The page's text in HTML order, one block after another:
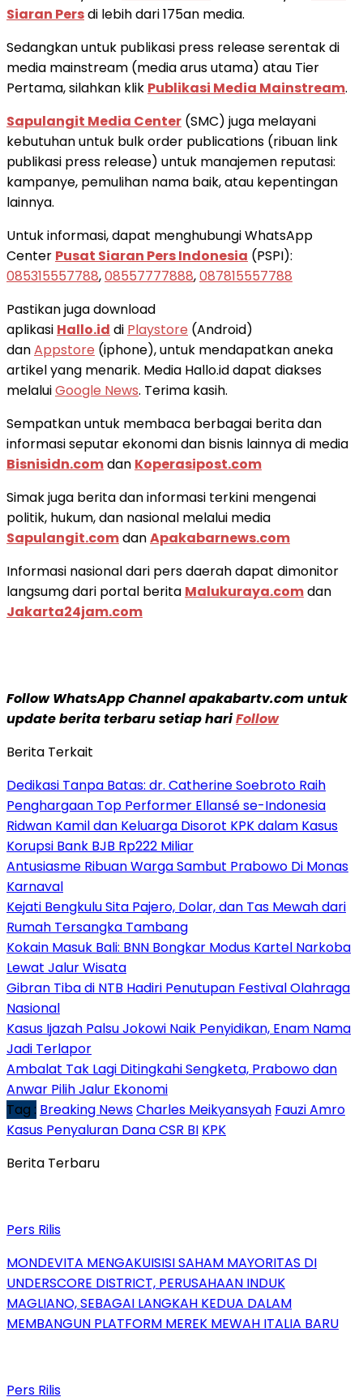
Siaran Persdi lebih dari 175an media.
Sedangkan untuk publikasi press release serentak di
media mainstream (media arus utama) atau Tier
Pertama, silahkan klik Publikasi Media Mainstream.
Sapulangit Media Center (SMC) juga melayani
kebutuhan untuk bulk order publications (ribuan link
publikasi press release) untuk manajemen reputasi:
kampanye, pemulihan nama baik, atau kepentingan
lainnya.
Untuk informasi, dapat menghubungi WhatsApp
Center Pusat Siaran Pers Indonesia (PSPI):
085315557788,08557777888,087815557788
Pastikan juga download
aplikasi Hallo.id di Playstore (Android)
danAppstore (iphone), untuk mendapatkan aneka
artikel yang menarik. Media Hallo.id dapat diakses
melaluiGoogle News. Terima kasih.
Sempatkan untuk membaca berbagai berita dan
informasi seputar ekonomi dan bisnis lainnya di media
Bisnisidn.comdan Koperasipost.com
Simak juga berita dan informasi terkini mengenai
politik, hukum, dan nasional melalui media
Sapulangit.comdanApakabarnews.com
Informasi nasional dari pers daerah dapat dimonitor
langsumg dari portal berita Malukuraya.comdan
Jakarta24jam.com
Follow WhatsApp Channel apakabartv.com untuk
update berita terbaru setiap hariFollow
Berita Terkait
Dedikasi Tanpa Batas: dr. Catherine Soebroto Raih
Penghargaan Top Performer Ellansé se-Indonesia
Ridwan Kamil dan Keluarga Disorot KPK dalam Kasus
Korupsi Bank BJB Rp222 Miliar
Antusiasme Ribuan Warga Sambut Prabowo Di Monas
Karnaval
Kejati Bengkulu Sita Pajero, Dolar, dan Tas Mewah dari
Rumah Tersangka Tambang
Kokain Masuk Bali: BNN Bongkar Modus Kartel Narkoba
Lewat Jalur Wisata
Gibran Tiba di NTB Hadiri Penutupan Festival Olahraga
Nasional
Kasus Ijazah Palsu Jokowi Naik Penyidikan, Enam Nama
Jadi Terlapor
Ambalat Tak Lagi Ditingkahi Sengketa, Prabowo dan
Anwar Pilih Jalur Ekonomi
Tag : Breaking NewsCharles Meikyansyah Fauzi Amro
Kasus Penyaluran Dana CSR BI KPK
Berita Terbaru
Pers Rilis
MONDEVITA MENGAKUISISI SAHAM MAYORITAS DI
UNDERSCORE DISTRICT, PERUSAHAAN INDUK
MAGLIANO, SEBAGAI LANGKAH KEDUA DALAM
MEMBANGUN PLATFORM MEREK MEWAH ITALIA BARU
Pers Rilis